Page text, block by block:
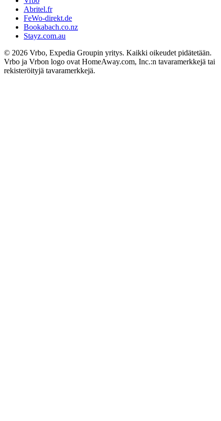
Abritel.fr
FeWo-direkt.de
Bookabach.co.nz
Stayz.com.au
© 2026 Vrbo, Expedia Groupin yritys. Kaikki oikeudet pidätetään.
Vrbo ja Vrbon logo ovat HomeAway.com, Inc.:n tavaramerkkejä tai
rekisteröityjä tavaramerkkejä.